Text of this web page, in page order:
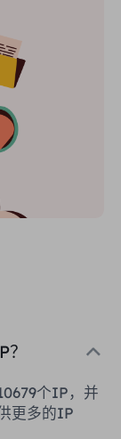
个IP，并
更多的IP